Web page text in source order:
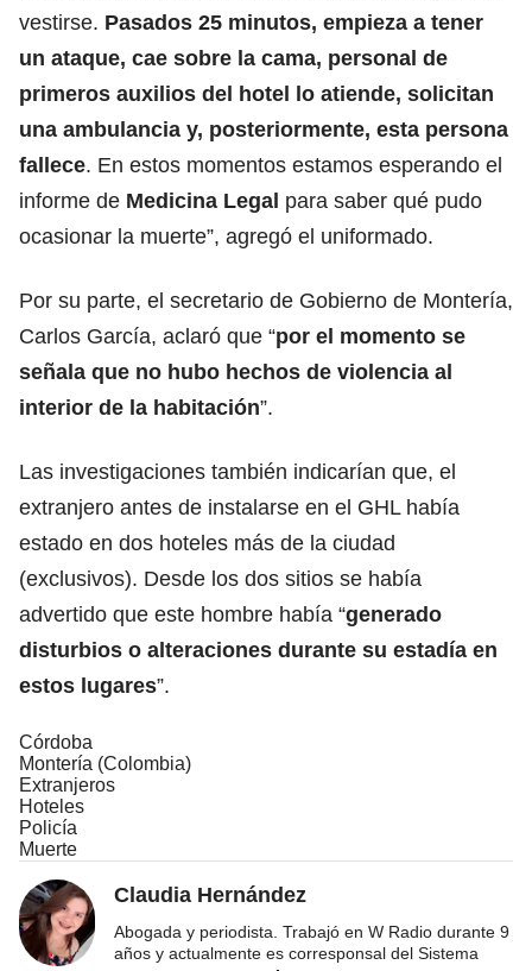
vestirse. Pasados 25 minutos, empieza a tener
un ataque, cae sobre la cama, personal de
primeros auxilios del hotel lo atiende, solicitan
una ambulancia y, posteriormente, esta persona
fallece. En estos momentos estamos esperando el
informe de Medicina Legal para saber qué pudo
ocasionar la muerte”, agregó el uniformado.
Por su parte, el secretario de Gobierno de Montería,
Carlos García, aclaró que “por el momento se
señala que no hubo hechos de violencia al
interior de la habitación”.
Las investigaciones también indicarían que, el
extranjero antes de instalarse en el GHL había
estado en dos hoteles más de la ciudad
(exclusivos). Desde los dos sitios se había
advertido que este hombre había “generado
disturbios o alteraciones durante su estadía en
estos lugares”.
Córdoba
Montería (Colombia)
Extranjeros
Hoteles
Policía
Muerte
Claudia Hernández
Abogada y periodista. Trabajó en W Radio durante 9
años y actualmente es corresponsal del Sistema